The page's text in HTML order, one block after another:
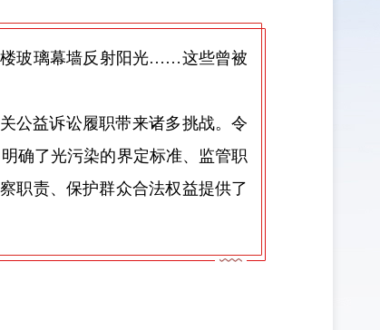
楼玻璃幕墙反射阳光……这些曾被
公益诉讼履职带来诸多挑战。令
确了光污染的界定标准、监管职
职责、保护群众合法权益提供了